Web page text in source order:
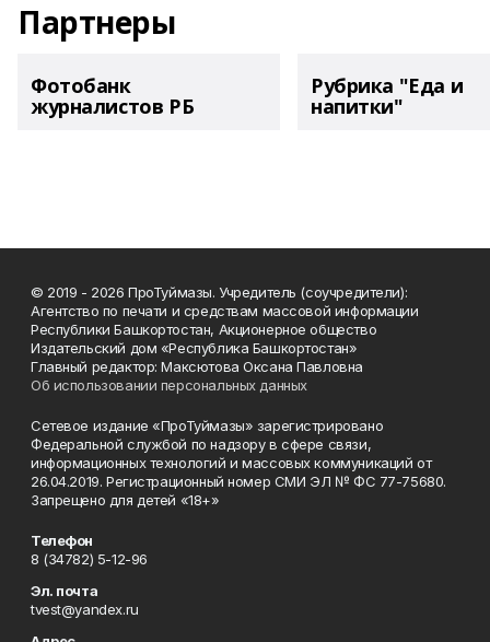
Партнеры
Фотобанк
журналистов РБ
Рубрика "Еда и
напитки"
© 2019 - 2026 ПроТуймазы. Учредитель (соучредители):
Агентство по печати и средствам массовой информации
Республики Башкортостан, Акционерное общество
Издательский дом «Республика Башкортостан»
Главный редактор: Максютова Оксана Павловна
Об использовании персональных данных
Сетевое издание «ПроТуймазы» зарегистрировано
Федеральной службой по надзору в сфере связи,
информационных технологий и массовых коммуникаций от
26.04.2019. Регистрационный номер СМИ ЭЛ № ФС 77-75680.
Запрещено для детей «18+»
Телефон
8 (34782) 5-12-96
Эл. почта
tvest@yandex.ru